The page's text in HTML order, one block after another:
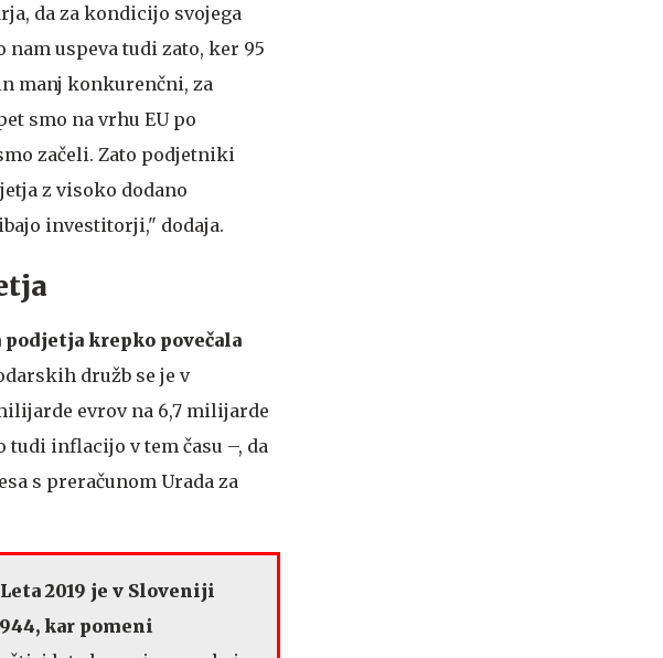
da za kondicijo svojega
uspeva tudi zato, ker 95
manj konkurenčni, za
smo na vrhu EU po
začeli. Zato podjetniki
z visoko dodano
investitorji," dodaja.
krepko povečala
družb se je v
evrov na 6,7 milijarde
tudi inflacijo v tem času –, da
s preračunom Urada za
Leta 2019 je v Sloveniji
kar pomeni